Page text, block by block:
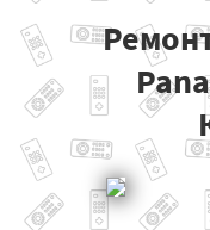
МОДЕЛИ
НАШИ